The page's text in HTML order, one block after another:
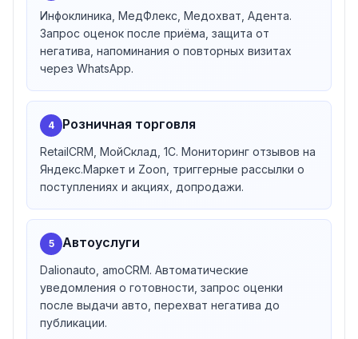
и Angular v9. Revvy входит в Единый реестр
российского ПО (номер 16204, запись 1258351), в
реестр аккредитованных ИТ-компаний Минцифры и в
реестр операторов персональных данных. Это
закрывает требования к работе с государственным
сектором и крупными корпоративными заказчиками.
Инфоклиника, МедФлекс, Медохват, Адента.
Запрос оценок после приёма, защита от
негатива, напоминания о повторных визитах
через WhatsApp.
4 Розничная торговля
RetailCRM, МойСклад, 1C. Мониторинг отзывов на
Яндекс.Маркет и Zoon, триггерные рассылки о
поступлениях и акциях, допродажи.
5 Автоуслуги
Dalionauto, amoCRM. Автоматические
уведомления о готовности, запрос оценки
после выдачи авто, перехват негатива до
публикации.